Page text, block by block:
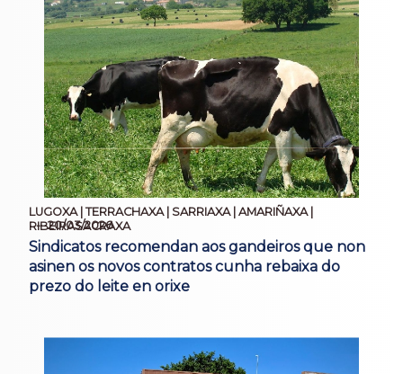
LUGOXA | TERRACHAXA | SARRIAXA | AMARIÑAXA |
RIBEIRASACRAXA
20/03/2026
Sindicatos recomendan aos gandeiros que non
asinen os novos contratos cunha rebaixa do
prezo do leite en orixe